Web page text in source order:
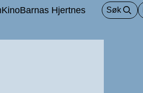
KinoBarnas Hjertnes Søk